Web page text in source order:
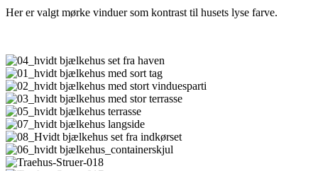
Her er valgt mørke vinduer som kontrast til husets lyse farve.